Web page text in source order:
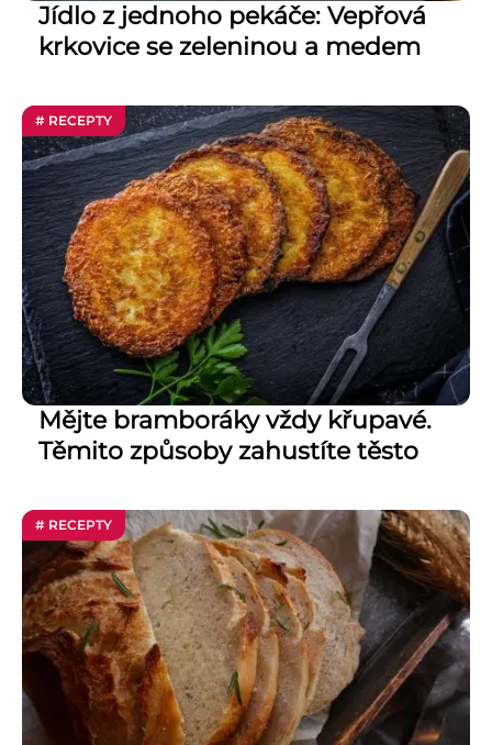
Jídlo z jednoho pekáče: Vepřová
krkovice se zeleninou a medem
# RECEPTY
Mějte bramboráky vždy křupavé.
Těmito způsoby zahustíte těsto
# RECEPTY